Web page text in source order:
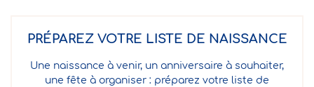
PRÉPAREZ VOTRE LISTE DE NAISSANCE
Une naissance à venir, un anniversaire à souhaiter,
une fête à organiser : préparez votre liste de